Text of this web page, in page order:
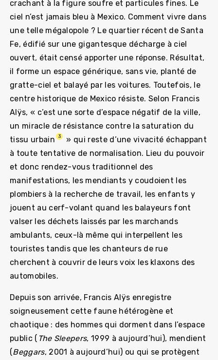
crachant à la figure soufre et particules fines. Le
ciel n’est jamais bleu à Mexico. Comment vivre dans
une telle mégalopole ? Le quartier récent de Santa
Fe, édifié sur une gigantesque décharge à ciel
ouvert, était censé apporter une réponse. Résultat,
il forme un espace générique, sans vie, planté de
gratte-ciel et balayé par les voitures. Toutefois, le
centre historique de Mexico résiste. Selon Francis
Alÿs, « c’est une sorte d’espace négatif de la ville,
un miracle de résistance contre la saturation du
tissu urbain
3
» qui reste d’une vivacité échappant
à toute tentative de normalisation. Lieu du pouvoir
et donc rendez-vous traditionnel des
manifestations, les mendiants y coudoient les
plombiers à la recherche de travail, les enfants y
jouent au cerf-volant quand les balayeurs font
valser les déchets laissés par les marchands
ambulants, ceux-là même qui interpellent les
touristes tandis que les chanteurs de rue
cherchent à couvrir de leurs voix les klaxons des
automobiles.
Depuis son arrivée, Francis Alÿs enregistre
soigneusement cette faune hétérogène et
chaotique : des hommes qui dorment dans l’espace
public ( The Sleepers, 1999 à aujourd’hui), mendient
(Beggars, 2001 à aujourd’hui) ou qui se protègent